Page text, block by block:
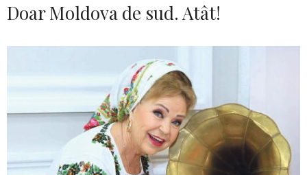
Doar Moldova de sud. Atât!